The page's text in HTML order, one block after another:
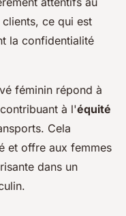
ce qui est
la confidentialité
féminin répond à
à l'équité
Cela
et offre aux femmes
dans un